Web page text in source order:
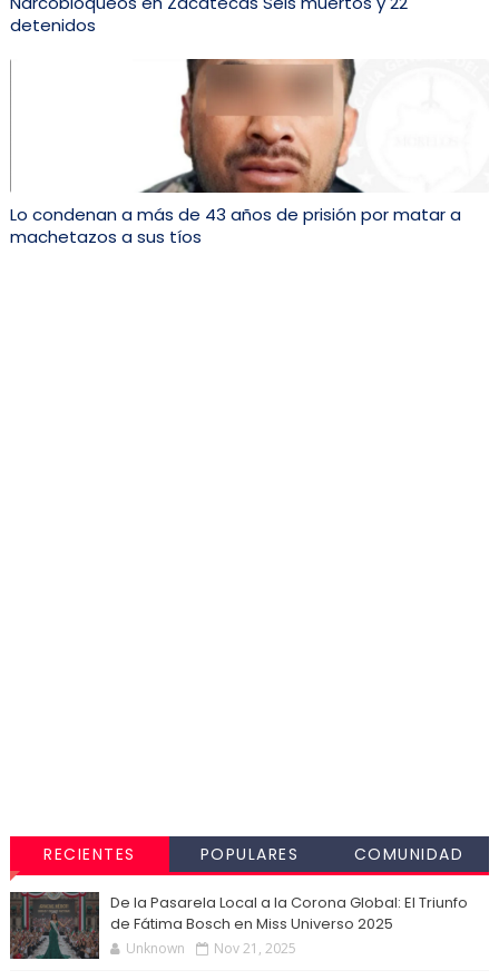
detenidos
Lo condenan a más de 43 años de prisión por matar a
machetazos a sus tíos
RECIENTES POPULARES COMUNIDAD
De la Pasarela Local a la Corona Global: El Triunfo
de Fátima Bosch en Miss Universo 2025
Unknown Nov 21, 2025